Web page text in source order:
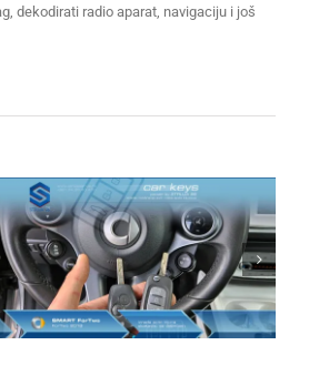
dekodirati radio aparat, navigaciju i još